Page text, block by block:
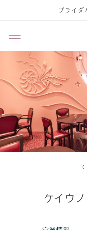
ブライダ
ケイウ